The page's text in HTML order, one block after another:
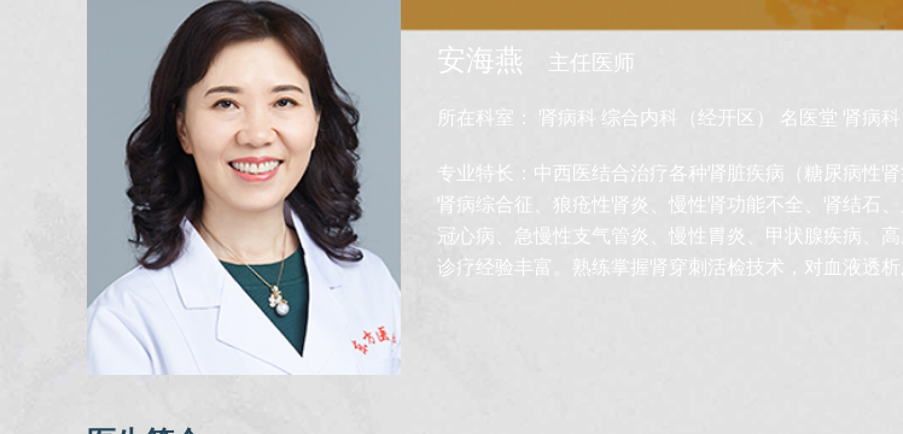
安海燕 主任医师
所在科室： 肾病科 综合内科（经开区） 名医堂 肾病科
专业特长：中西医结合治疗各种肾脏疾病（糖尿病性
肾病综合征、狼疮性肾炎、慢性肾功能不全、肾结石
冠心病、急慢性支气管炎、慢性胃炎、甲状腺疾病、
诊疗经验丰富。熟练掌握肾穿刺活检技术，对血液透